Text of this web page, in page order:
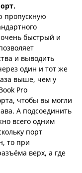
пропускную
очень быстрый и
и выводить
один и тот же
выше, чем у
Pro
чтобы вы могли
А подсоединить
всего одним
порт
то при
верх, а где